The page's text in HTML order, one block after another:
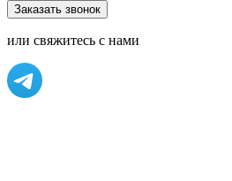
или свяжитесь с нами